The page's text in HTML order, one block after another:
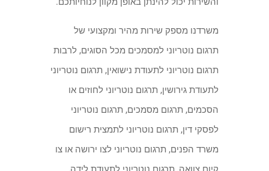
משרדנו מספק שירות מהיר ומקצועי של
תרגום נוטריוני למסמכים מכל הסוגים, לרבות
תרגום נוטריוני לתעודת נישואין, תרגום נוטריוני
לתעודת גירושין, תרגום נוטריוני לחוזים או
הסכמים, תרגום מסמכים, תרגום נוטריוני
לפסקי דין, תרגום נוטריוני לתמצית רישום
משרד הפנים, תרגום נוטריוני לצו ירושה או צו